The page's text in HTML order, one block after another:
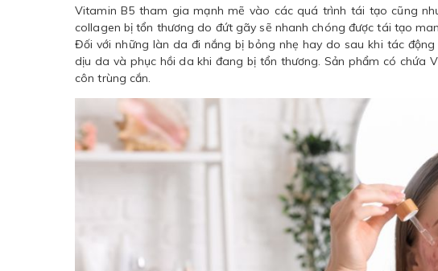
Vitamin B5 tham gia mạnh mẽ vào các quá trình tái tạo cũng
collagen bị tổn thương do đứt gãy sẽ nhanh chóng được tái tạo
Đối với những làn da đi nắng bị bỏng nhẹ hay do sau khi tác
dịu da và phục hồi da khi đang bị tổn thương. Sản phẩm có chứa
côn trùng cắn.